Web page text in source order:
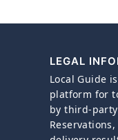
LEGAL
Local Guide
platform for
by third-